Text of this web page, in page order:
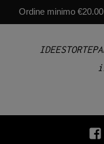
Ordine minimo
fb